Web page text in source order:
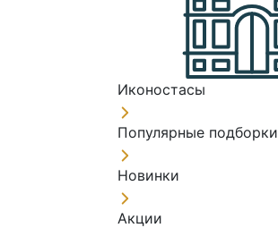
Иконостасы
Популярные подборки
Новинки
Акции